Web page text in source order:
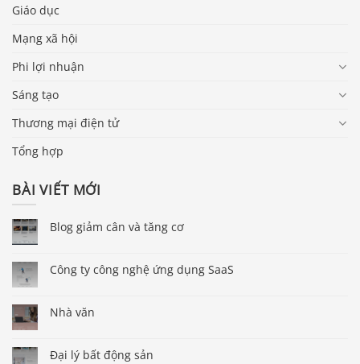
Giáo dục
Mạng xã hội
Phi lợi nhuận
Sáng tạo
Thương mại điện tử
Tổng hợp
BÀI VIẾT MỚI
Blog giảm cân và tăng cơ
Công ty công nghệ ứng dụng SaaS
Nhà văn
Đại lý bất động sản